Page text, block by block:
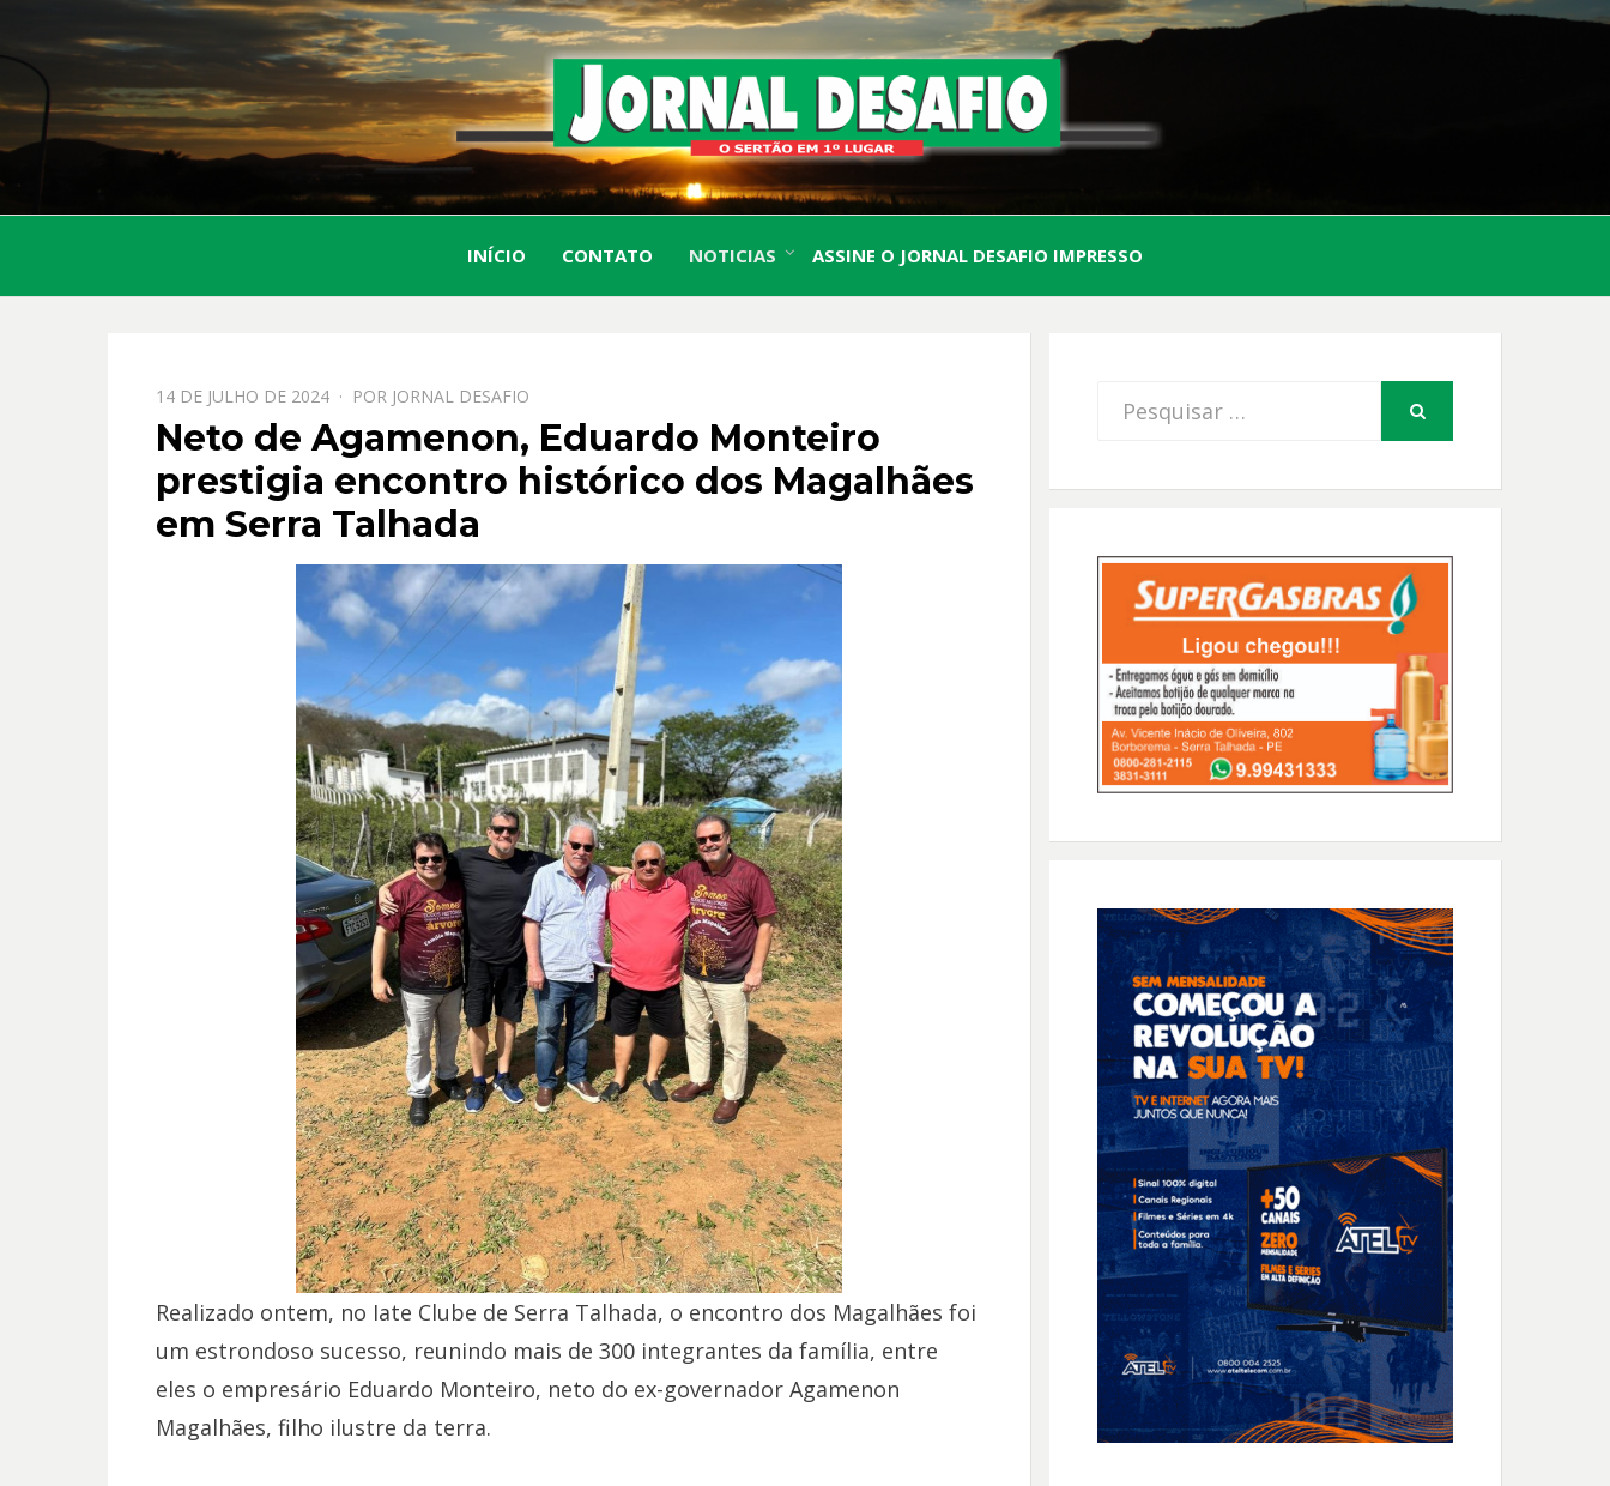
JORNAL
DESAFIO
O Sertão em 1º Lugar
INÍCIO CONTATO NOTICIAS ASSINE O JORNAL DESAFIO IMPRESSO
PPOSTADO
EM
14 DE JULHO DE 2024 POR JORNAL DESAFIO
Neto de Agamenon, Eduardo Monteiro
prestigia encontro histórico dos Magalhães
em Serra Talhada
Realizado ontem, no Iate Clube de Serra Talhada, o encontro dos Magalhães foi
um estrondoso sucesso, reunindo mais de 300 integrantes da família, entre
eles o empresário Eduardo Monteiro, neto do ex-governador Agamenon
Magalhães, filho ilustre da terra.
Procurar